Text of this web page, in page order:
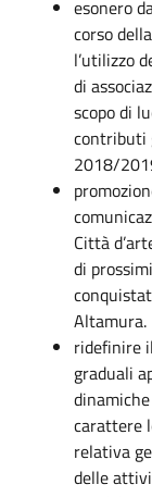
esonero
corso
l’utilizzo
di
scopo di
contributi
2018/
Città
di
Altamura.
ridefinire
graduali
carattere
relativa
delle